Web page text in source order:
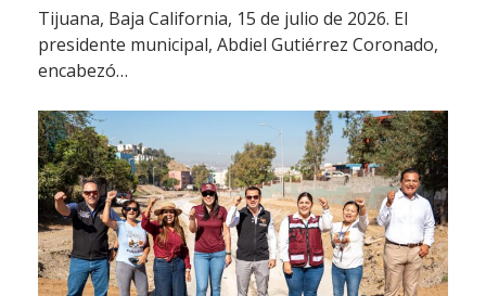
Tijuana, Baja California, 15 de julio de 2026. El
presidente municipal, Abdiel Gutiérrez Coronado,
encabezó…